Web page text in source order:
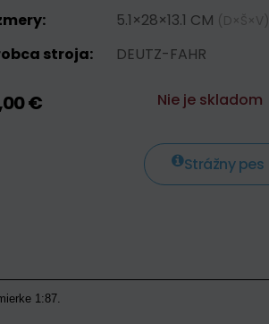
5.1×28×13.1 CM (D×Š×V)
stroja: DEUTZ-FAHR
€ Nie je skladom
Strážny pes
1:87.